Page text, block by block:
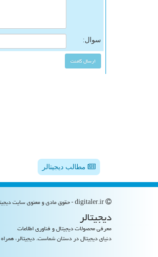
سوال:
مطالب دیجیتالر
دیجیتالر
معرفی محصولات دیجیتال و فناوری اطلاعات
دنیای دیجیتال در دستان شماست. دیجیتالر،